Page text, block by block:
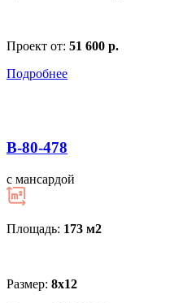
Проект от: 51 600 р.
Подробнее
В-80-478
с мансардой
Площадь: 173 м2
Размер: 8х12